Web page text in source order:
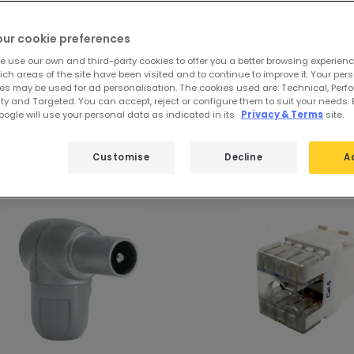
phares deCâble de
cookie preferences
use our own and third-party cookies to offer you a better browsing
areas of the site have been visited and to continue to improve it. Your
may be used for ad personalisation. The cookies used are: Technical,
and Targeted. You can accept, reject or configure them to suit your needs.
will use your personal data as indicated in its
Privacy & Terms site.
Decline
Customise